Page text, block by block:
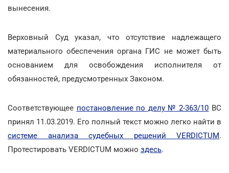
вынесения.
Верховный Суд указал, что отсутствие надлежащего
материального обеспечения органа ГИС не может быть
основанием для освобождения исполнителя от
обязанностей, предусмотренных Законом.
Соответствующее постановление по делу № 2-363/10 ВС
принял 11.03.2019. Его полный текст можно легко найти в
системе анализа судебных решений VERDICTUM.
Протестировать VERDICTUM можно здесь.